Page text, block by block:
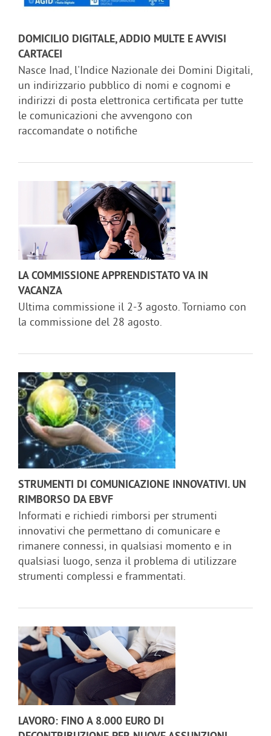
DOMICILIO DIGITALE, ADDIO MULTE E AVVISI
CARTACEI
Nasce Inad, l'Indice Nazionale dei Domini Digitali,
un indirizzario pubblico di nomi e cognomi e
indirizzi di posta elettronica certificata per tutte
le comunicazioni che avvengono con
raccomandate o notifiche
LA COMMISSIONE APPRENDISTATO VA IN
VACANZA
Ultima commissione il 2-3 agosto. Torniamo con
la commissione del 28 agosto.
STRUMENTI DI COMUNICAZIONE INNOVATIVI. UN
RIMBORSO DA EBVF
Informati e richiedi rimborsi per strumenti
innovativi che permettano di comunicare e
rimanere connessi, in qualsiasi momento e in
qualsiasi luogo, senza il problema di utilizzare
strumenti complessi e frammentati.
LAVORO: FINO A 8.000 EURO DI